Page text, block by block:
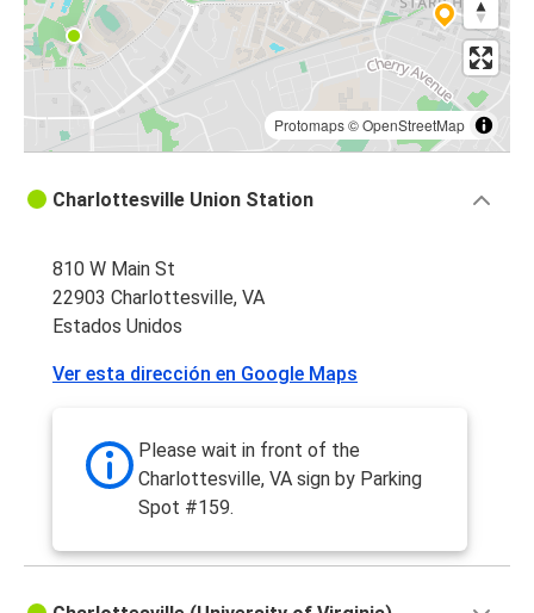
Protomaps©OpenStreetMap
Charlottesville Union Station
810 W Main St
22903 Charlottesville, VA
Estados Unidos
Ver esta dirección en Google Maps
Please wait in front of the
Charlottesville, VA sign by Parking
Spot #159.